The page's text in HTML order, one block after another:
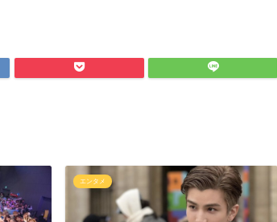
エンタメ